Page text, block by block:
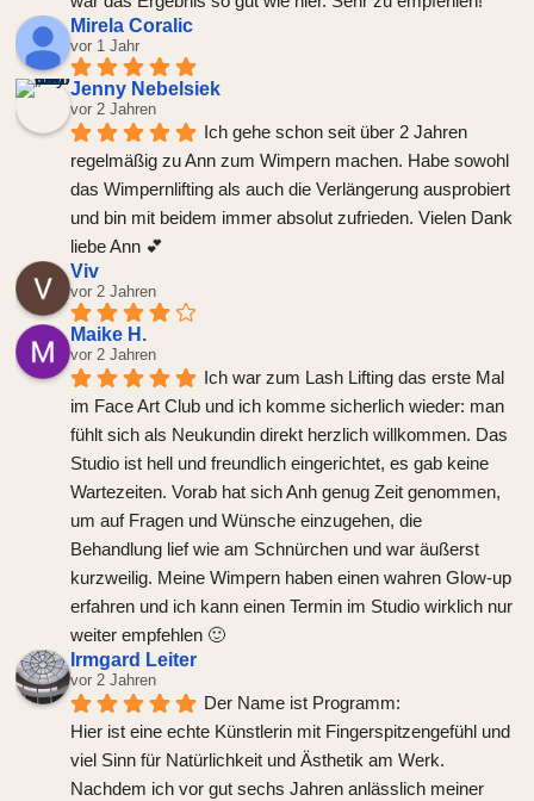
Mirela Coralic
vor 1 Jahr
Jenny Nebelsiek
vor 2 Jahren
Ich gehe schon seit über 2 Jahren
regelmäßig zu Ann zum Wimpern machen. Habe sowohl
das Wimpernlifting als auch die Verlängerung ausprobiert
und bin mit beidem immer absolut zufrieden. Vielen Dank
liebe Ann 💕
Viv
vor 2 Jahren
Maike H.
vor 2 Jahren
Ich war zum Lash Lifting das erste Mal
im Face Art Club und ich komme sicherlich wieder: man
fühlt sich als Neukundin direkt herzlich willkommen. Das
Studio ist hell und freundlich eingerichtet, es gab keine
Wartezeiten. Vorab hat sich Anh genug Zeit genommen,
um auf Fragen und Wünsche einzugehen, die
Behandlung lief wie am Schnürchen und war äußerst
kurzweilig. Meine Wimpern haben einen wahren Glow-up
erfahren und ich kann einen Termin im Studio wirklich nur
weiter empfehlen 🙂
Irmgard Leiter
vor 2 Jahren
Der Name ist Programm:
Hier ist eine echte Künstlerin mit Fingerspitzengefühl und
viel Sinn für Natürlichkeit und Ästhetik am Werk.
Nachdem ich vor gut sechs Jahren anlässlich meiner